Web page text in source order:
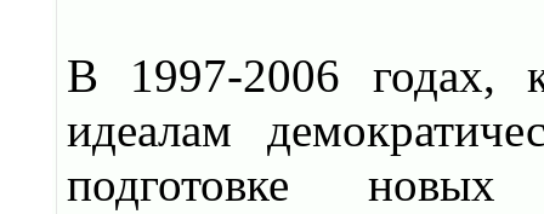
В 1997-2006 годах,
идеалам
подготовке